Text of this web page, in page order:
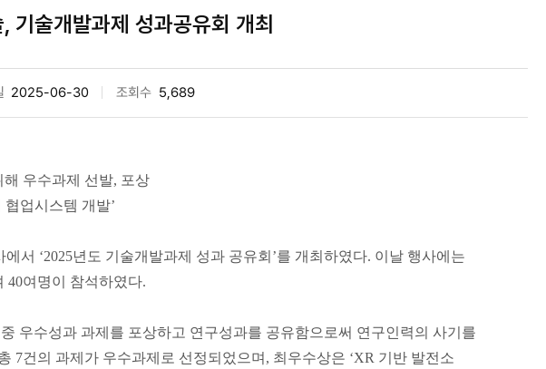
기술개발과제 성과공유회 개최
2025-06-30 조회수 5,689
우수과제 선발, 포상
업시스템 개발’
서 ‘2025년도 기술개발과제 성과 공유회’를 개최하였다. 이날 행사에는
40여명이 참석하였다.
우수성과 과제를 포상하고 연구성과를 공유함으로써 연구인력의 사기를
7건의 과제가 우수과제로 선정되었으며, 최우수상은 ‘XR 기반 발전소